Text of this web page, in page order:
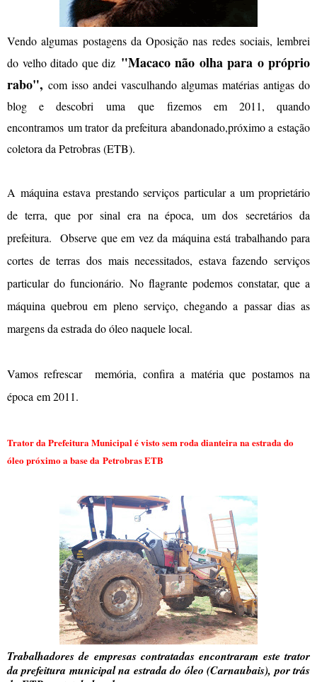
Vendo algumas postagens da Oposição nas redes sociais, lembrei
do velho ditado que diz "Macaco não olha para o próprio
rabo", com isso andei vasculhando algumas matérias antigas do
blog e descobri uma que fizemos em 2011, quando
encontramos um trator da prefeitura abandonado,próximo a estação
coletora da Petrobras (ETB).
A máquina estava prestando serviços particular a um proprietário
de terra, que por sinal era na época, um dos secretários da
prefeitura. Observe que em vez da máquina está trabalhando para
cortes de terras dos mais necessitados, estava fazendo serviços
particular do funcionário. No flagrante podemos constatar, que a
máquina quebrou em pleno serviço, chegando a passar dias as
margens da estrada do óleo naquele local.
Vamos refrescar memória, confira a matéria que postamos na
época em 2011.
Trator da Prefeitura Municipal é visto sem roda dianteira na estrada do
óleo próximo a base da Petrobras ETB
Trabalhadores de empresas contratadas encontraram este trator
da prefeitura municipal na estrada do óleo (Carnaubais), por trás